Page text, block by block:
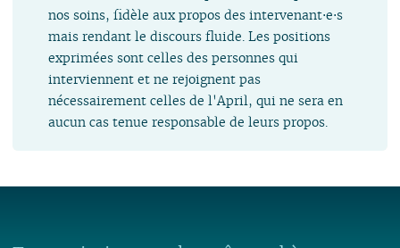
nos soins, fidèle aux propos des intervenant⋅e⋅s
mais rendant le discours fluide. Les positions
exprimées sont celles des personnes qui
interviennent et ne rejoignent pas
nécessairement celles de l'April, qui ne sera en
aucun cas tenue responsable de leurs propos.